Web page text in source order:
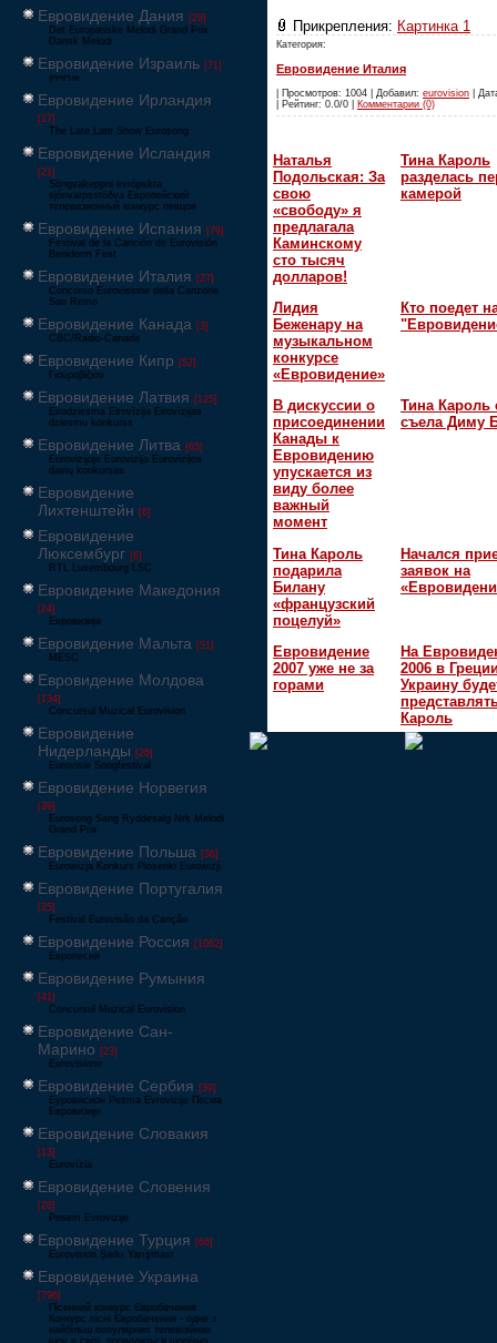
Евровидение Дания [29]
Det Europæiske Melodi Grand Prix
Dansk Melodi
Евровидение Израиль [71]
‏אירוויזיון
Евровидение Ирландия
[27]
The Late Late Show Eurosong
Евровидение Исландия
[21]
Söngvakeppni evrópskra
sjónvarpsstöðva Европейский
телевизионный конкурс певцов
Евровидение Испания [79]
Festival de la Canción de Eurovisión
Benidorm Fest
Евровидение Италия [27]
Concorso Eurovisione della Canzone
San Remo
Евровидение Канада [3]
CBC/Radio-Canada
Евровидение Кипр [52]
Γιουροβίζιον
Евровидение Латвия [125]
Eirodziesma Eirovīzija Eirovīzijas
dziesmu konkurss
Евровидение Литва [65]
Eurovizijoje Eurovizija Eurovizijos
dainų konkursas
Евровидение
Лихтенштейн [6]
Евровидение
Люксембург [6]
RTL Luxembourg LSC
Евровидение Македония
[24]
Евровизија
Евровидение Мальта [51]
MESC
Евровидение Молдова
[134]
Concursul Muzical Eurovision
Евровидение
Нидерланды [26]
Eurovisie Songfestival
Евровидение Норвегия
[39]
Eurosong Sang Ryddesalg Nrk Melodi
Grand Prix
Евровидение Польша [36]
Eurowizja Konkurs Piosenki Eurowizji
Евровидение Португалия
[25]
Festival Eurovisão da Canção
Евровидение Россия [1062]
Европесня
Евровидение Румыния
[41]
Concursul Muzical Eurovision
Евровидение Сан-
Марино [23]
Eurovisione
Евровидение Сербия [39]
Еуровисион Pesma Evrovizije Песма
Евровизије
Евровидение Словакия
[13]
Eurovízia
Евровидение Словения
[26]
Pesem Evrovizije
Евровидение Турция [66]
Eurovision Şarkı Yarışması
Евровидение Украина
[796]
Пісенний конкурс Євробачення
Конкурс пісні Євробачення - одне з
найбільш популярних телевізійних
шоу в світі, проводиться щорічно,
Прикрепления: Картинка 1
Категория:
Евровидение Италия
| Просмотров: 1004 | Добавил: eurovision |
| Рейтинг: 0.0/0 | Комментарии (0)
Наталья
Подольская: За
свою
«свободу» я
предлагала
Каминскому
сто тысяч
долларов!
Тина Кароль
разделась
камерой
Лидия
Беженару на
музыкальном
конкурсе
«Евровидение»
Кто поедет
В дискуссии о
присоединении
Канады к
Евровидению
упускается из
виду более
важный
момент
Тина Кароль
съела Диму
Тина Кароль
подарила
Билану
«французский
поцелуй»
Начался
заявок на
Евровидение
2007 уже не за
горами
На
2006 в
Украину
Кароль